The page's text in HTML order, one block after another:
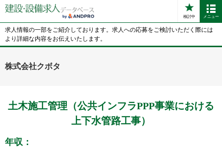
検討中 メニュー
求人情報の一部をご紹介しております。求人への応募をご検討いただく際には
より詳細な内容をお伝えいたします。
株式会社クボタ
土木施工管理（公共インフラPPP事業における
上下水管路工事）
年収：